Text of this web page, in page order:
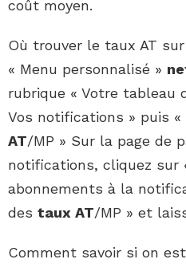
coût moyen.
Où trouver le taux AT
« Menu personnalisé »
rubrique « Votre tableau
Vos notifications » puis
AT/MP » Sur la page de
notifications, cliquez sur
abonnements à la
des taux AT/MP » et
Comment savoir si on